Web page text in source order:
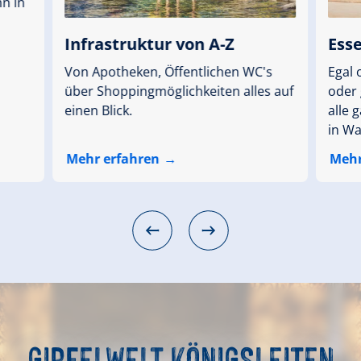
Infrastruktur von A-Z
Von Apotheken, Öffentlichen WC's
über Shoppingmöglichkeiten alles auf
einen Blick.
Mehr erfahren
Egal
oder
alle
in